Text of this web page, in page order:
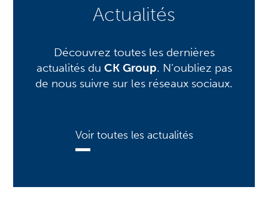
Actualités
Découvrez toutes les dernières
actualités du CK Group. N’oubliez pas
de nous suivre sur les réseaux sociaux.
Voir toutes les actualités